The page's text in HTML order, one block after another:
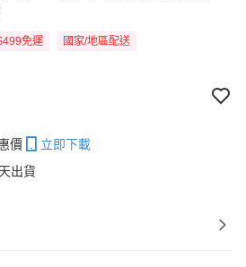
免運 國家/地區配送
價
立即下載
出貨